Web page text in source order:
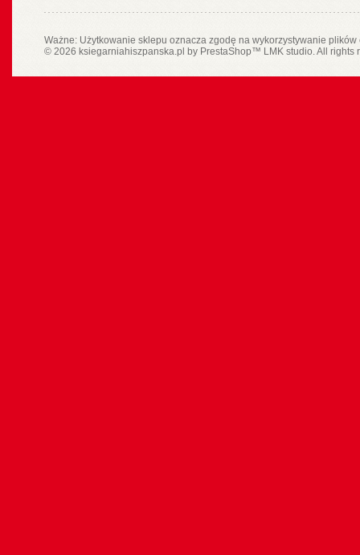
Ważne: Użytkowanie sklepu oznacza zgodę na wykorzystywanie
© 2026 ksiegarniahiszpanska.pl by PrestaShop™ LMK studio. All rights